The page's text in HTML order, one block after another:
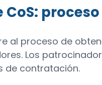
al proceso de
Los
de contratación.